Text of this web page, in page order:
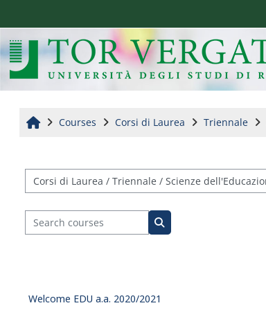
Home
Courses Corsi di Laurea Triennale
Course categories
Search courses
Search courses
Welcome EDU a.a. 2020/2021